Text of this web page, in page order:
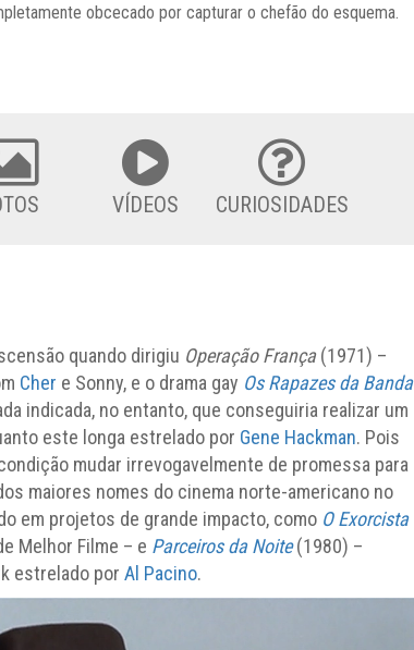
obcecado por capturar o chefão do esquema.
VÍDEOS CURIOSIDADES
quando dirigiu Operação França(1971) –
Cher e Sonny, e o drama gay Os Rapazes da Banda
indicada, no entanto, que conseguiria realizar um
este longa estrelado por Gene Hackman. Pois
mudar irrevogavelmente de promessa para
maiores nomes do cinema norte-americano no
em projetos de grande impacto, como O Exorcista
Melhor Filme – e Parceiros da Noite(1980) –
estrelado por Al Pacino.